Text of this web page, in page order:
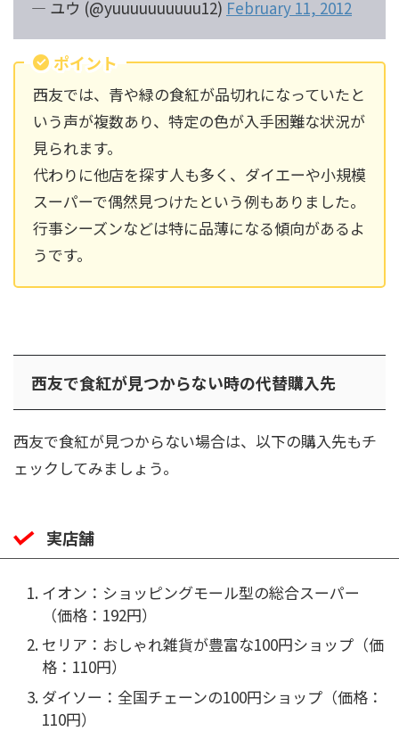
— ユウ (@yuuuuuuuuuu12) February 11, 2012
ポイント
西友では、青や緑の食紅が品切れになっていたと
いう声が複数あり、特定の色が入手困難な状況が
見られます。
代わりに他店を探す人も多く、ダイエーや小規模
スーパーで偶然見つけたという例もありました。
行事シーズンなどは特に品薄になる傾向があるよ
うです。
西友で食紅が見つからない時の代替購入先
西友で食紅が見つからない場合は、以下の購入先もチ
ェックしてみましょう。
実店舗
イオン：ショッピングモール型の総合スーパー
（価格：192円）
セリア：おしゃれ雑貨が豊富な100円ショップ（価
格：110円）
ダイソー：全国チェーンの100円ショップ（価格：
110円）